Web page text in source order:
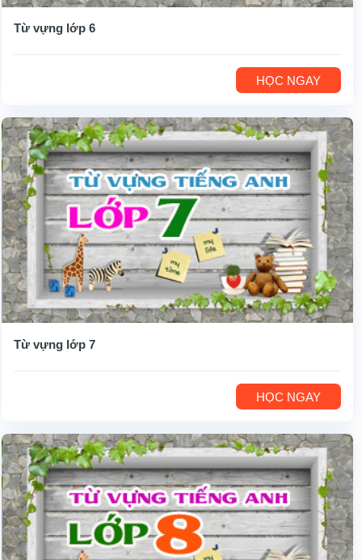
Từ vựng lớp 6
HỌC NGAY
Từ vựng lớp 7
HỌC NGAY